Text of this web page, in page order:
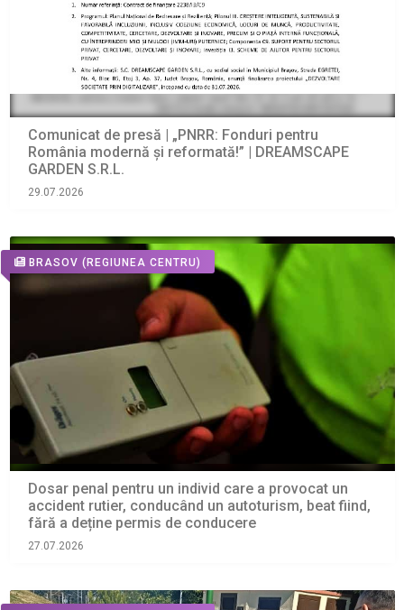
Comunicat de presă | „PNRR: Fonduri pentru
România modernă și reformată!” | DREAMSCAPE
GARDEN S.R.L.
29.07.2026
BRASOV (REGIUNEA CENTRU)
Dosar penal pentru un individ care a provocat un
accident rutier, conducând un autoturism, beat fiind,
fără a deține permis de conducere
27.07.2026